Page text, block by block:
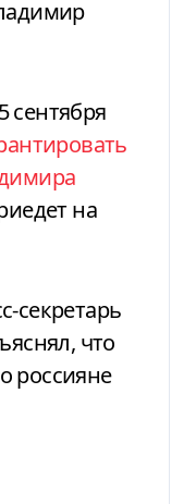
сентября
на
секретарь
что
россияне